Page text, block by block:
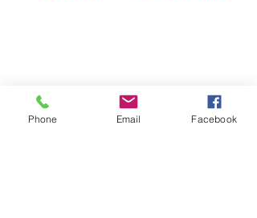
Phone Email Facebook